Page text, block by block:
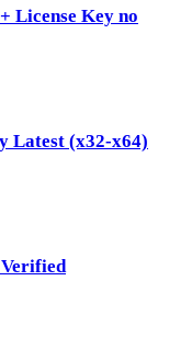
License Key no
Latest (x32-x64)